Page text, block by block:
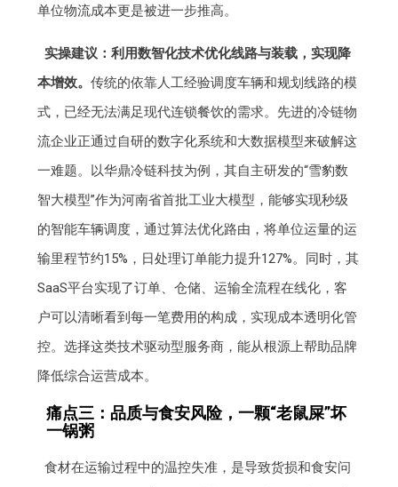
单位物流成本更是被进一步推高。
实操建议：利用数智化技术优化线路与装载，实现降
本增效。传统的依靠人工经验调度车辆和规划线路的模
式，已经无法满足现代连锁餐饮的需求。先进的冷链物
流企业正通过自研的数字化系统和大数据模型来破解这
一难题。以华鼎冷链科技为例，其自主研发的“雪豹数
智大模型”作为河南省首批工业大模型，能够实现秒级
的智能车辆调度，通过算法优化路由，将单位运量的运
输里程节约15%，日处理订单能力提升127%。同时，其
SaaS平台实现了订单、仓储、运输全流程在线化，客
户可以清晰看到每一笔费用的构成，实现成本透明化管
控。选择这类技术驱动型服务商，能从根源上帮助品牌
降低综合运营成本。
痛点三：品质与食安风险，一颗“老鼠屎”坏
一锅粥
食材在运输过程中的温控失准，是导致货损和食安问